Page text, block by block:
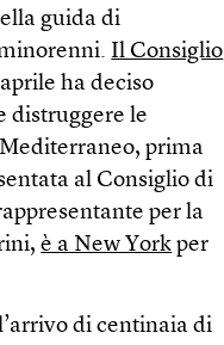
guida di
Il Consiglio
ha deciso
distruggere le
prima
al Consiglio di
per la
è a New York per
di centinaia di